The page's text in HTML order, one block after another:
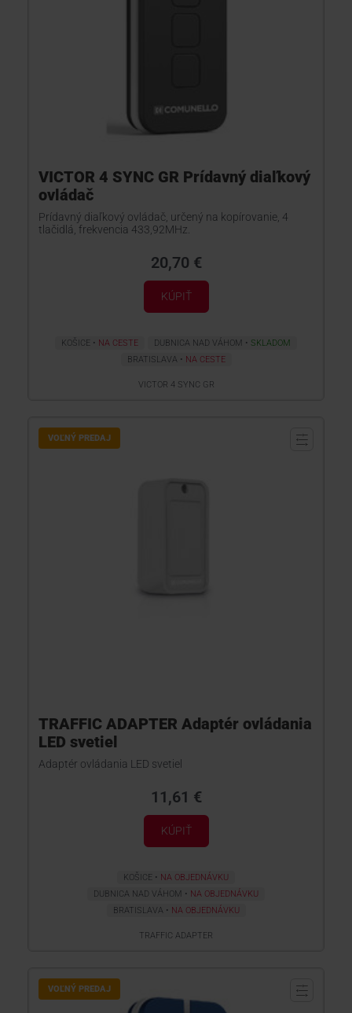
VICTOR 4 SYNC GR Prídavný diaľkový
ovládač
Prídavný diaľkový ovládač, určený na kopírovanie, 4
tlačidlá, frekvencia 433,92MHz.
20,70 €
KÚPIŤ
KOŠICE NA CESTE DUBNICA NAD VÁHOM
SKLADOM
BRATISLAVA
NA CESTE
VICTOR 4 SYNC GR
VOĽNÝ PREDAJ
TRAFFIC ADAPTER Adaptér ovládania
LED svetiel
Adaptér ovládania LED svetiel
11,61 €
KÚPIŤ
KOŠICE
NA OBJEDNÁVKU
DUBNICA NAD VÁHOM
NA OBJEDNÁVKU
BRATISLAVA
NA OBJEDNÁVKU
TRAFFIC ADAPTER
VOĽNÝ PREDAJ